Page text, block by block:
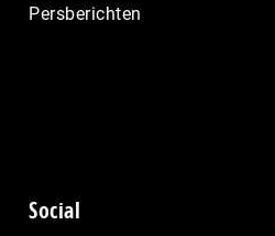
Persberichten
Social